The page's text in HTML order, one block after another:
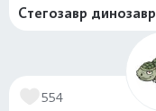
Стегозавр динозавр
554